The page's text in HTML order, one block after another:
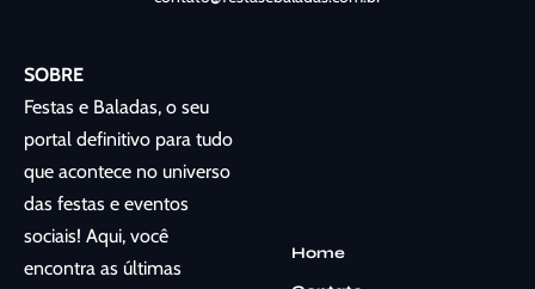
SOBRE
Festas e Baladas, o seu
portal definitivo para tudo
que acontece no universo
das festas e eventos
sociais! Aqui, você
encontra as últimas
Home